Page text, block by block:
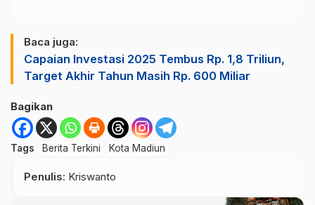
Baca juga:
Capaian Investasi 2025 Tembus Rp. 1,8 Triliun,
Target Akhir Tahun Masih Rp. 600 Miliar
Bagikan
Tags Berita Terkini Kota Madiun
Penulis: Kriswanto